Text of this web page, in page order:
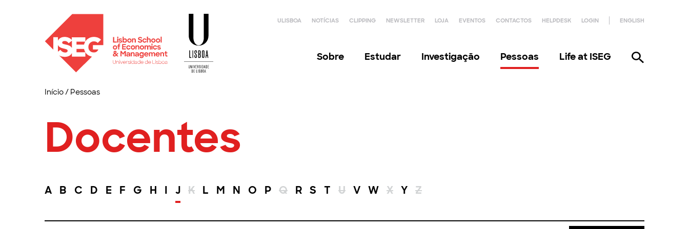
ULISBOA NOTÍCIAS CLIPPING NEWSLETTER LOJA EVENTOS CONTACTOS HELPDESK LOGIN ENGLISH
Sobre Estudar Investigação Pessoas Life at ISEG
Início/ Pessoas
Docentes
A B C D E F G H I J K L M N O P Q R S T U V W X Y Z